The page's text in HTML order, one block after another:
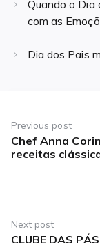
Quando o Dia
com as
Dia dos Pais
de
Post
Previous post
Previous
post:
Chef Anna
receitas
Next post
CLUBE DAS